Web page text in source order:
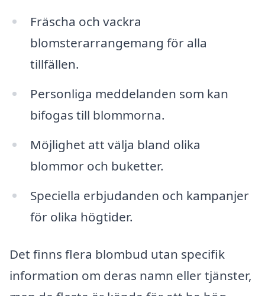
Fräscha och vackra
blomsterarrangemang för alla
tillfällen.
Personliga meddelanden som kan
bifogas till blommorna.
Möjlighet att välja bland olika
blommor och buketter.
Speciella erbjudanden och kampanjer
för olika högtider.
Det finns flera blombud utan specifik
information om deras namn eller tjänster,